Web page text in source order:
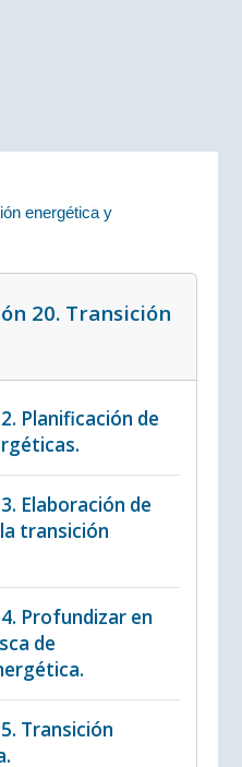
energética y
20. Transición
Planificación de
Elaboración de
transición
Profundizar en
de
Transición